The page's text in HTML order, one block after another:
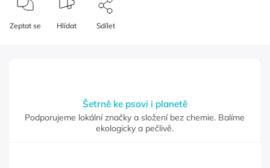
Zeptat se Hlídat Sdílet
Šetrně ke psovi i planetě
Podporujeme lokální značky a složení bez chemie. Balíme
ekologicky a pečlivě.